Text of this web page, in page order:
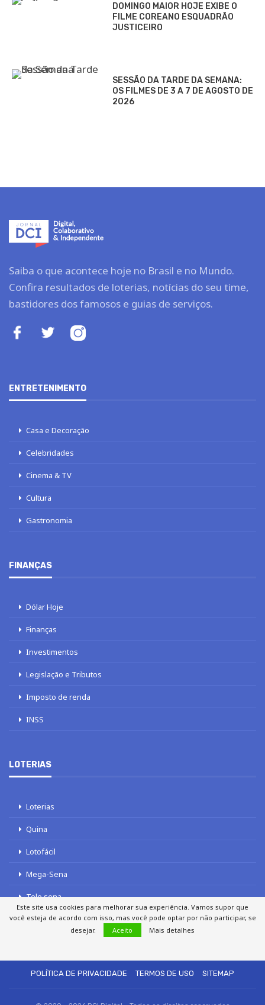
DOMINGO MAIOR HOJE EXIBE O
FILME COREANO ESQUADRÃO
JUSTICEIRO
SESSÃO DA TARDE DA SEMANA:
OS FILMES DE 3 A 7 DE AGOSTO DE
2026
Saiba o que acontece hoje no Brasil e no Mundo.
Confira resultados de loterias, notícias do seu time,
bastidores dos famosos e guias de serviços.
ENTRETENIMENTO
Casa e Decoração
Celebridades
Cinema & TV
Cultura
Gastronomia
FINANÇAS
Dólar Hoje
Finanças
Investimentos
Legislação e Tributos
Imposto de renda
INSS
LOTERIAS
Loterias
Quina
Lotofácil
Mega-Sena
Tele sena
POLÍTICA DE PRIVACIDADE
TERMOS DE USO SITEMAP
Este site usa cookies para melhorar sua experiência. Vamos supor que
você esteja de acordo com isso, mas você pode optar por não participar, se
desejar.
Aceito Mais detalhes